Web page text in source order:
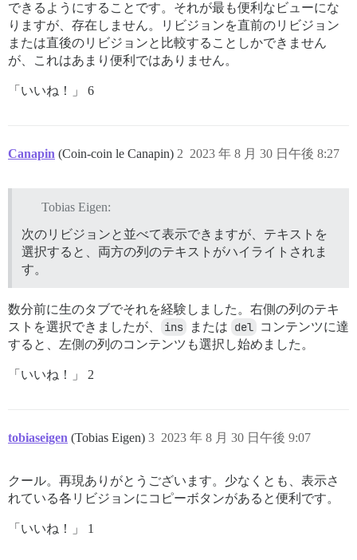
できるようにすることです。それが最も便利なビューにな
りますが、存在しません。リビジョンを直前のリビジョン
または直後のリビジョンと比較することしかできません
が、これはあまり便利ではありません。
「いいね！」 6
Canapin (Coin-coin le Canapin) 2023 年 8 月 30 日午後 8:27
2
Tobias Eigen:
次のリビジョンと並べて表示できますが、テキストを
選択すると、両方の列のテキストがハイライトされま
す。
数分前に生のタブでそれを経験しました。右側の列のテキ
ストを選択できましたが、
ins または del コンテンツに達
すると、左側の列のコンテンツも選択し始めました。
「いいね！」 2
tobiaseigen (Tobias Eigen) 2023 年 8 月 30 日午後 9:07
3
クール。再現ありがとうございます。少なくとも、表示さ
れている各リビジョンにコピーボタンがあると便利です。
「いいね！」 1